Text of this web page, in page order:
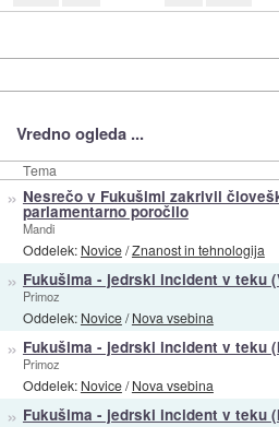
Vredno ogleda ...
Tema
» Nesrečo v Fukušimi zakrivil
parlamentarno poročilo
Mandi
Oddelek: Novice/Znanost in tehnologija
» Fukušima - jedrski incident v teku
Primoz
Oddelek: Novice/Nova vsebina
» Fukušima - jedrski incident v teku
Primoz
Oddelek: Novice/Nova vsebina
» Fukušima - jedrski incident v teku